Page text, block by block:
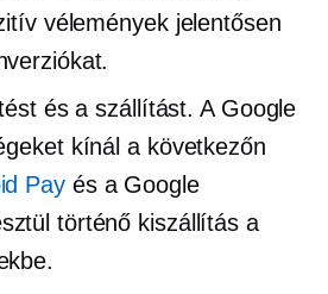
vélemények jelentősen
és a szállítást. A Google
kínál a következőn
Payés a Google
történő kiszállítás a